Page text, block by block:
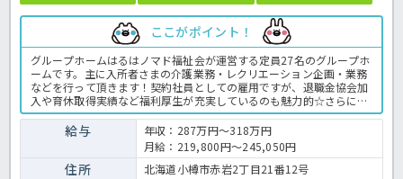
ここがポイント！
グループホームはるはノマド福祉会が運営する定員27名のグループホ
ームです。主に入所者さまの介護業務・レクリエーション企画・業務
などを行って頂きます！契約社員としての雇用ですが、退職金協会加
入や育休取得実績など福利厚生が充実しているのも魅力的☆さらに、
正社員登用は多数実績に加えて、登用後の雇用条件は札幌でも上位に
入る好条件法人なので、安心してお仕事を長く続けることができます
よ♪お休みも年間休日120日と多く雇用条件も良しという文句なしの
求人です♪まずはほっ介護までご連絡お待ちしています！グループホ
ームでの介護業務全般です。 ＜介護職 正職員 グループホーム＞
給与
年収：287万円～318万円
月給：219,800円～245,050円
住所 北海道小樽市赤岩2丁目21番12号